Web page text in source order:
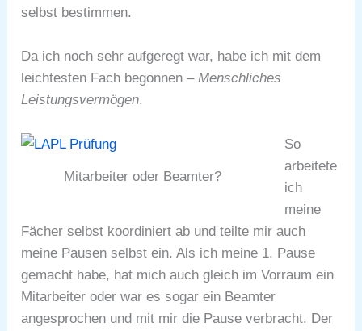
selbst bestimmen.
Da ich noch sehr aufgeregt war, habe ich mit dem
leichtesten Fach begonnen –Menschliches
Leistungsvermögen.
Mitarbeiter oder Beamter?
So
arbeitete
ich
meine
Fächer selbst koordiniert ab und teilte mir auch
meine Pausen selbst ein. Als ich meine 1. Pause
gemacht habe, hat mich auch gleich im Vorraum ein
Mitarbeiter oder war es sogar ein Beamter
angesprochen und mit mir die Pause verbracht. Der